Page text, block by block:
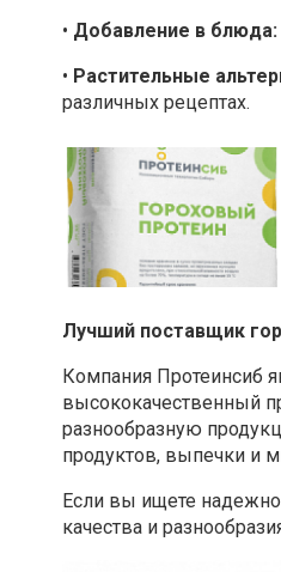
• Добавление в блюда:
• Растительные
различных рецептах.
Лучший поставщик
Компания Протеинсиб
высококачественный
разнообразную
продуктов, выпечки и
Если вы ищете
качества и